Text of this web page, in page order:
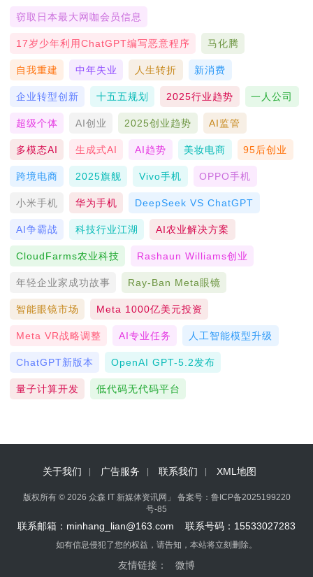
窃取日本最大网咖会员信息
17岁少年利用ChatGPT编写恶意程序 马化腾
自我重建 中年失业 人生转折 新消费
企业转型创新 十五五规划 2025行业趋势 一人公司
超级个体 AI创业 2025创业趋势 AI监管
多模态AI 生成式AI AI趋势 美妆电商 95后创业
跨境电商 2025旗舰 Vivo手机 OPPO手机
小米手机 华为手机 DeepSeek VS ChatGPT
AI争霸战 科技行业江湖 AI农业解决方案
CloudFarms农业科技 Rashaun Williams创业
年轻企业家成功故事 Ray-Ban Meta眼镜
智能眼镜市场 Meta 1000亿美元投资
Meta VR战略调整 AI专业任务 人工智能模型升级
ChatGPT新版本 OpenAI GPT-5.2发布
量子计算开发 低代码无代码平台
关于我们 广告服务 联系我们 XML地图
版权所有 © 2026 众森 IT 新媒体资讯网」 备案号： 鲁ICP备2025199220
号-85
联系邮箱：minhang_lian@163.com 联系号码：15533027283
如有信息侵犯了您的权益，请告知，本站将立刻删除。
友情链接： 微博